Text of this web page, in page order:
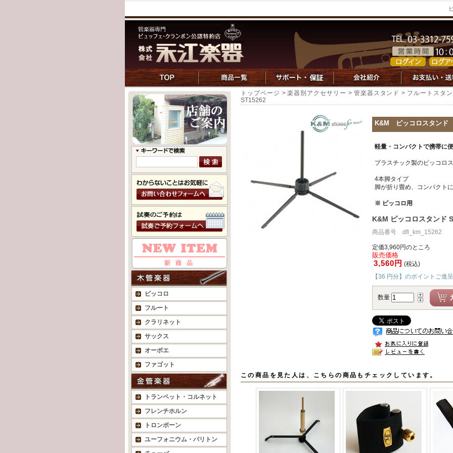
ピッコロ
フルート
クラリネット
サックス
オーボエ
ファゴット
トランペット・コルネット
フレンチホルン
トロンボーン
ユーフォニウム・バリトン
トップページ >楽器別アクセサリー > 管楽器スタンド > フルートスタ
ST15262
K&M ピッコロスタン
軽量・コンパクトで携帯に
プラスチック製のピッコロ
4本脚タイプ
脚が折り畳め、コンパクト
※ ピッコロ用
K&M ピッコロスタンド
商品番号 dfl_km_15262
定価3,960円のところ
販売価格
3,560円 (税込)
【36 円分】のポイントご進呈
数量
この商品を見た人は、こちらの商品もチェックしています。